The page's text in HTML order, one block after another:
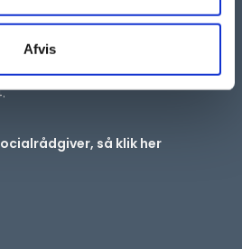
Afvis
så klik her